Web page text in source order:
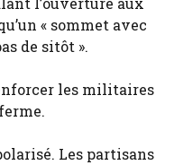
« sommet avec
de sitôt ».
les militaires
Les partisans